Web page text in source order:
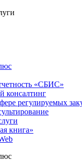
«СБИС»
консалтинг
регулируемых
книга»